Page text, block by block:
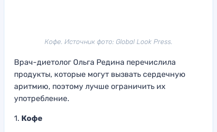
Кофе. Источник фото: Global Look Press.
Врач-диетолог Ольга Редина перечислила
продукты, которые могут вызвать сердечную
аритмию, поэтому лучше ограничить их
употребление.
1. Кофе